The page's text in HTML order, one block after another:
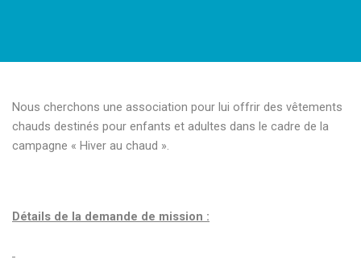
Nous cherchons une association pour lui offrir des vêtements
chauds destinés pour enfants et adultes dans le cadre de la
campagne « Hiver au chaud ».
Détails de la demande de mission :